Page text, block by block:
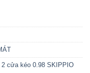
2 cửa kéo 0.98 SKIPPIO